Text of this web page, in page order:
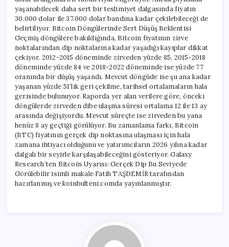
yaşanabilecek daha sert bir teslimiyet dalgasında fiyatın
30.000 dolar ile 37.000 dolar bandına kadar çekilebileceği de
belirtiliyor. Bitcoin Döngülerinde Sert Düşüş Beklentisi
Geçmiş döngülere bakıldığında, Bitcoin fiyatının zirve
noktalarından dip noktalarına kadar yaşadığı kayıplar dikkat
çekiyor. 2012-2015 döneminde zirveden yüzde 85, 2015-2018
döneminde yüzde 84 ve 2018-2022 döneminde ise yüzde 77
oranında bir düşüş yaşandı. Mevcut döngüde ise şu ana kadar
yaşanan yüzde 51’lik geri çekilme, tarihsel ortalamaların hala
gerisinde bulunuyor. Raporda yer alan verilere göre, önceki
döngülerde zirveden dibe ulaşma süresi ortalama 12 ile 13 ay
arasında değişiyordu. Mevcut süreçte ise zirveden bu yana
henüz 8 ay geçtiği görülüyor. Bu zamanlama farkı, Bitcoin
(BTC) fiyatının gerçek dip noktasına ulaşması için hala
zamana ihtiyacı olduğunu ve yatırımcıların 2026 yılına kadar
dalgalı bir seyirle karşılaşabileceğini gösteriyor. Galaxy
Research’ten Bitcoin Uyarısı: Gerçek Dip Bu Seviyede
Görülebilir isimli makale Fatih TAŞDEMİR tarafından
hazırlanmış ve koinbulteni.comda yayınlanmıştır.